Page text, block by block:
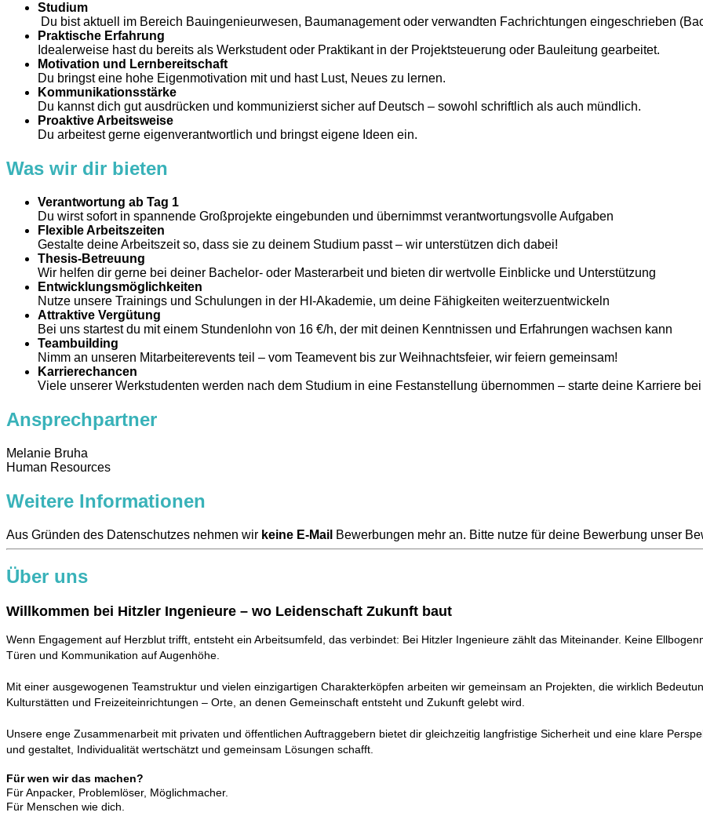
Studium
Du bist aktuell im Bereich Bauingenieurwesen, Baumanagement oder verwandten Fachrichtungen eingeschrieben
Praktische Erfahrung
Idealerweise hast du bereits als Werkstudent oder Praktikant in der Projektsteuerung oder Bauleitung gearbeitet.
Motivation und Lernbereitschaft
Du bringst eine hohe Eigenmotivation mit und hast Lust, Neues zu lernen.
Kommunikationsstärke
Du kannst dich gut ausdrücken und kommunizierst sicher auf Deutsch – sowohl schriftlich als auch mündlich.
Proaktive Arbeitsweise
Du arbeitest gerne eigenverantwortlich und bringst eigene Ideen ein.
Was wir dir bieten
Verantwortung ab Tag 1
Du wirst sofort in spannende Großprojekte eingebunden und übernimmst verantwortungsvolle Aufgaben
Flexible Arbeitszeiten
Gestalte deine Arbeitszeit so, dass sie zu deinem Studium passt – wir unterstützen dich dabei!
Thesis-Betreuung
Wir helfen dir gerne bei deiner Bachelor- oder Masterarbeit und bieten dir wertvolle Einblicke und Unterstützung
Entwicklungsmöglichkeiten
Nutze unsere Trainings und Schulungen in der HI-Akademie, um deine Fähigkeiten weiterzuentwickeln
Attraktive Vergütung
Bei uns startest du mit einem Stundenlohn von 16 €/h, der mit deinen Kenntnissen und Erfahrungen wachsen kann
Teambuilding
Nimm an unseren Mitarbeiterevents teil – vom Teamevent bis zur Weihnachtsfeier, wir feiern gemeinsam!
Karrierechancen
Viele unserer Werkstudenten werden nach dem Studium in eine Festanstellung übernommen – starte deine Karriere
Ansprechpartner
​Melanie Bruha
Human Resources
Weitere Informationen
Aus Gründen des Datenschutzes nehmen wir keine E-Mail Bewerbungen mehr an. Bitte nutze für deine Bewerbung unser
Über uns
Willkommen bei Hitzler Ingenieure – wo Leidenschaft Zukunft baut
Wenn Engagement auf Herzblut trifft, entsteht ein Arbeitsumfeld, das verbindet: Bei Hitzler Ingenieure zählt das Miteinander. Keine
Türen und Kommunikation auf Augenhöhe.
Mit einer ausgewogenen Teamstruktur und vielen einzigartigen Charakterköpfen arbeiten wir gemeinsam an Projekten, die wirklich
Kulturstätten und Freizeiteinrichtungen – Orte, an denen Gemeinschaft entsteht und Zukunft gelebt wird.
Unsere enge Zusammenarbeit mit privaten und öffentlichen Auftraggebern bietet dir gleichzeitig langfristige Sicherheit und eine klare
und gestaltet, Individualität wertschätzt und gemeinsam Lösungen schafft.
Für wen wir das machen?
Für Anpacker, Problemlöser, Möglichmacher.
Für Menschen wie dich.